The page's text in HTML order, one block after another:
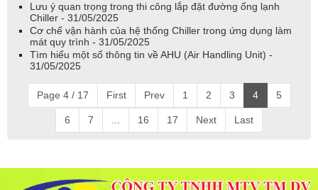
Lưu ý quan trọng trong thi công lắp đặt đường ống lạnh
Chiller - 31/05/2025
Cơ chế vận hành của hệ thống Chiller trong ứng dụng làm
mát quy trình - 31/05/2025
Tìm hiểu một số thông tin về AHU (Air Handling Unit) -
31/05/2025
Page 4 / 17 First Prev 1 2 3 4 5
6 7 16 17 Next Last